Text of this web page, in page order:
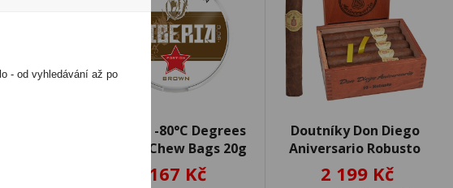
Siberia -80°C Degrees
Brown Chew Bags 20g
167 Kč
Doutníky Don Diego
Aniversario Robusto
2 199 Kč
- od vyhledávání až po